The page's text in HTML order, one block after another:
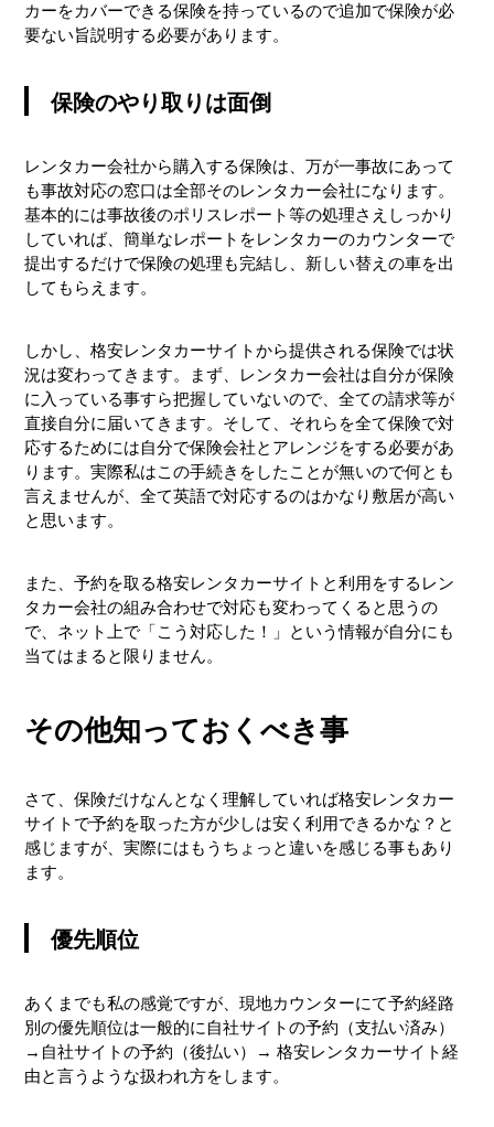
カーをカバーできる保険を持っているので追加で保険が必
要ない旨説明する必要があります。
保険のやり取りは面倒
レンタカー会社から購入する保険は、万が一事故にあって
も事故対応の窓口は全部そのレンタカー会社になります。
基本的には事故後のポリスレポート等の処理さえしっかり
していれば、簡単なレポートをレンタカーのカウンターで
提出するだけで保険の処理も完結し、新しい替えの車を出
してもらえます。
しかし、格安レンタカーサイトから提供される保険では状
況は変わってきます。まず、レンタカー会社は自分が保険
に入っている事すら把握していないので、全ての請求等が
直接自分に届いてきます。そして、それらを全て保険で対
応するためには自分で保険会社とアレンジをする必要があ
ります。実際私はこの手続きをしたことが無いので何とも
言えませんが、全て英語で対応するのはかなり敷居が高い
と思います。
また、予約を取る格安レンタカーサイトと利用をするレン
タカー会社の組み合わせで対応も変わってくると思うの
で、ネット上で「こう対応した！」という情報が自分にも
当てはまると限りません。
その他知っておくべき事
さて、保険だけなんとなく理解していれば格安レンタカー
サイトで予約を取った方が少しは安く利用できるかな？と
感じますが、実際にはもうちょっと違いを感じる事もあり
ます。
優先順位
あくまでも私の感覚ですが、現地カウンターにて予約経路
別の優先順位は一般的に自社サイトの予約（支払い済み）
→自社サイトの予約（後払い）→ 格安レンタカーサイト経
由と言うような扱われ方をします。